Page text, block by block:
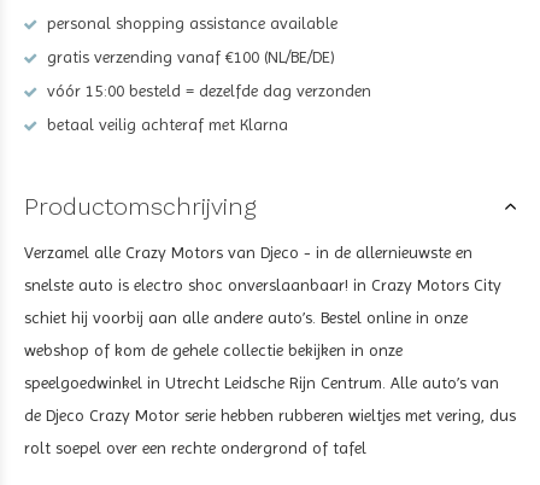
personal shopping assistance available
gratis verzending vanaf €100 (NL/BE/DE)
vóór 15:00 besteld = dezelfde dag verzonden
betaal veilig achteraf met Klarna
Productomschrijving
Verzamel alle Crazy Motors van Djeco - in de allernieuwste en
snelste auto is electro shoc onverslaanbaar! in Crazy Motors City
schiet hij voorbij aan alle andere auto’s. Bestel online in onze
webshop of kom de gehele collectie bekijken in onze
speelgoedwinkel in Utrecht Leidsche Rijn Centrum. Alle auto’s van
de Djeco Crazy Motor serie hebben rubberen wieltjes met vering, dus
rolt soepel over een rechte ondergrond of tafel